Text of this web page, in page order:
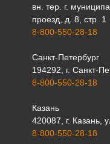
вн. тер. г.
проезд, д. 8, стр. 1
8-800-550-28-18
Санкт-Петербург
194292, г. Санкт-
8-800-550-28-18
Казань
420087, г. Казань,
8-800-550-28-18